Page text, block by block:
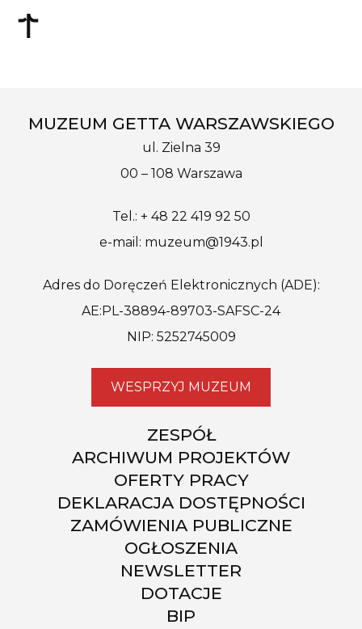
MUZEUM GETTA WARSZAWSKIEGO
ul. Zielna 39
00 – 108 Warszawa
Tel.: + 48 22 419 92 50
e-mail: muzeum@1943.pl
Adres do Doręczeń Elektronicznych (ADE):
AE:PL-38894-89703-SAFSC-24
NIP: 5252745009
WESPRZYJ MUZEUM
ZESPÓŁ
ARCHIWUM PROJEKTÓW
OFERTY PRACY
DEKLARACJA DOSTĘPNOŚCI
ZAMÓWIENIA PUBLICZNE
OGŁOSZENIA
NEWSLETTER
DOTACJE
BIP